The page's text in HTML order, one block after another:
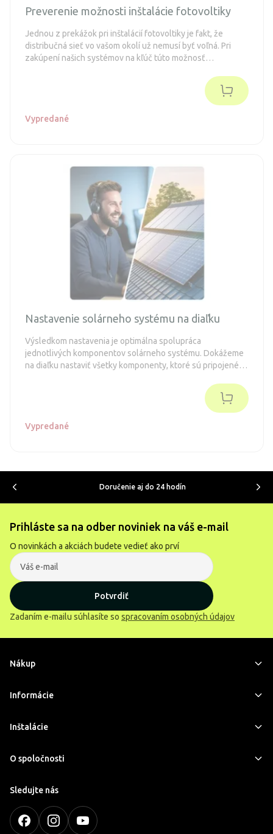
Preverenie možnosti inštalácie fotovoltiky
Jednou z prekážok pri inštalácií fotovoltiky je fakt, že
distribučná sieť vo vašom okolí už nemusí byť voľná. Pri
zakúpení našich systémov na kľúč túto možnosť
Vypredané
Nastavenie solárneho systému na diaľku
Výsledkom nastavenia je optimálna spolupráca
jednotlivých komponentov solárneho systému. Dokážeme
na diaľku nastaviť všetky komponenty, ktoré sú pripojené
Vypredané
Doručenie aj do 24 hodín
Prihláste sa na odber noviniek na váš e-mail
O novinkách a akciách budete vedieť ako prví
Potvrdiť
Zadaním e-mailu súhlasíte so spracovaním osobných údajov
Nákup
Informácie
Inštalácie
O spoločnosti
Sledujte nás